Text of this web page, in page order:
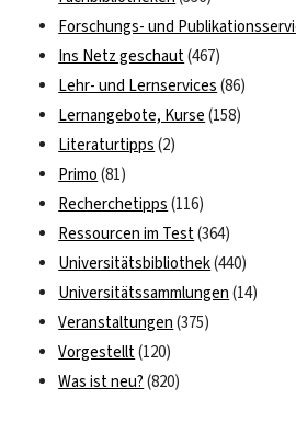
Forschungs- und
Ins Netz geschaut(467)
Lehr- und Lernservices (86)
Lernangebote, Kurse (158)
Literaturtipps (2)
Primo (81)
Recherchetipps (116)
Ressourcen im Test(364)
Universitätsbibliothek(440)
Universitätssammlungen (14)
Veranstaltungen (375)
Vorgestellt(120)
Was ist neu? (820)